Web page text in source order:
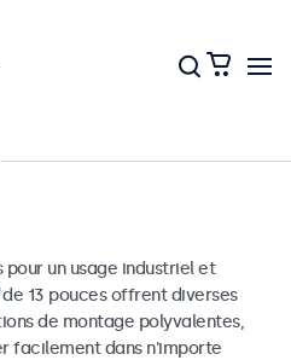
pour un usage industriel et
13 pouces offrent diverses
de montage polyvalentes,
facilement dans n'importe